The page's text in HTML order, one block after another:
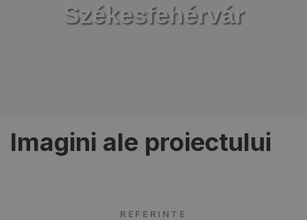
Székesfehérvár
Imagini ale proiectului
REFERINTE